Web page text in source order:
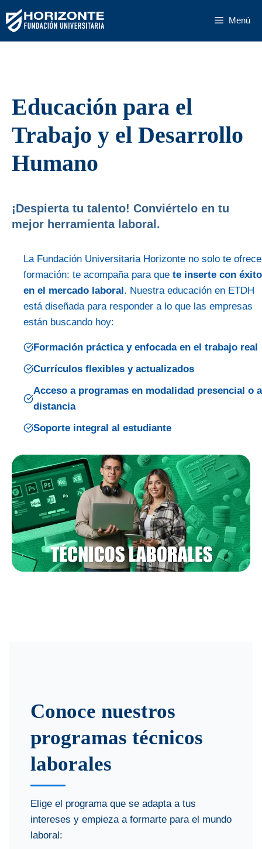
Saltar
al
contenido
Menú
Educación para el
Trabajo y el Desarrollo
Humano
¡Despierta tu talento! Conviértelo en tu
mejor herramienta laboral.
La Fundación Universitaria Horizonte no solo te ofrece
formación: te acompaña para que te inserte con éxito
en el mercado laboral. Nuestra educación en ETDH
está diseñada para responder a lo que las empresas
están buscando hoy:
Formación práctica y enfocada en el trabajo real
Currículos flexibles y actualizados
Acceso a programas en modalidad presencial o a
distancia
Soporte integral al estudiante
Conoce nuestros
programas técnicos
laborales
Elige el programa que se adapta a tus
intereses y empieza a formarte para el mundo
laboral: